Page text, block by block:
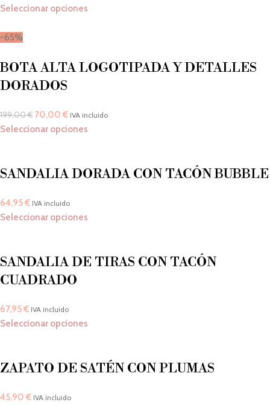
Seleccionar opciones
-65%
BOTA ALTA LOGOTIPADA Y DETALLES
DORADOS
199,00€ 70,00 € IVA incluido
Seleccionar opciones
SANDALIA DORADA CON TACÓN BUBBLE
64,95€ IVA incluido
Seleccionar opciones
SANDALIA DE TIRAS CON TACÓN
CUADRADO
67,95€ IVA incluido
Seleccionar opciones
ZAPATO DE SATÉN CON PLUMAS
45,90 € IVA incluido